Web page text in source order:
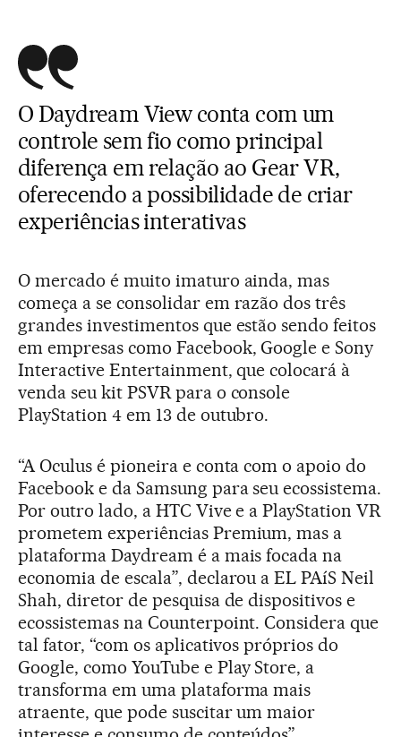
O Daydream View conta com um
controle sem fio como principal
diferença em relação ao Gear VR,
oferecendo a possibilidade de criar
experiências interativas
O mercado é muito imaturo ainda, mas
começa a se consolidar em razão dos três
grandes investimentos que estão sendo feitos
em empresas como Facebook, Google e Sony
Interactive Entertainment, que colocará à
venda seu kit PSVR para o console
PlayStation 4 em 13 de outubro.
“A Oculus é pioneira e conta com o apoio do
Facebook e da Samsung para seu ecossistema.
Por outro lado, a HTC Vive e a PlayStation VR
prometem experiências Premium, mas a
plataforma Daydream é a mais focada na
economia de escala”, declarou a EL PAíS Neil
Shah, diretor de pesquisa de dispositivos e
ecossistemas na Counterpoint. Considera que
tal fator, “com os aplicativos próprios do
Google, como YouTube e Play Store, a
transforma em uma plataforma mais
atraente, que pode suscitar um maior